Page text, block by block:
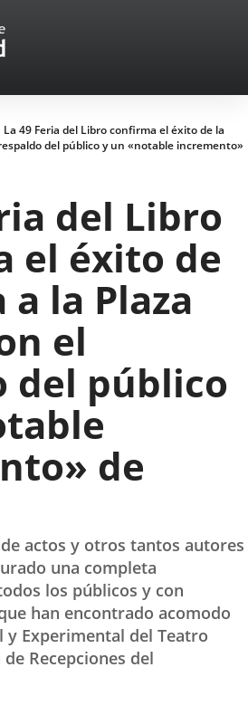
La 49 Feria del Libro confirma el éxito de la
del público y un «notable incremento»
del Libro
el éxito de
la Plaza
el
del público
de
actos y otros tantos autores
una completa
los públicos y con
han encontrado acomodo
y Experimental del Teatro
Recepciones del